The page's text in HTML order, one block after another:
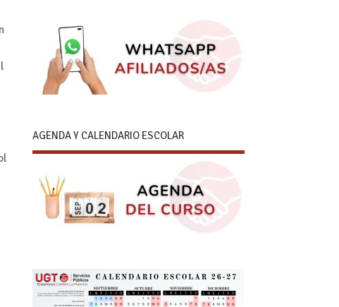
AGENDA Y CALENDARIO ESCOLAR